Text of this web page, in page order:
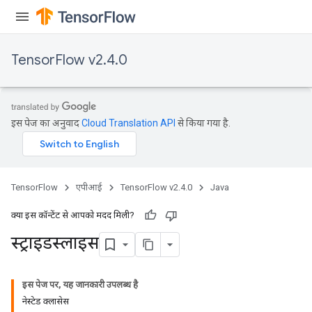
TensorFlow v2.4.0
इस पेज का अनुवादCloud Translation API से किया गया है.
TensorFlow एपीआई TensorFlow v2.4.0 Java
क्या इस कॉन्टेंट से आपको मदद मिली?
स्ट्राइडस्लाइस
इस पेज पर, यह जानकारी उपलब्ध है
नेस्टेड क्लासेस